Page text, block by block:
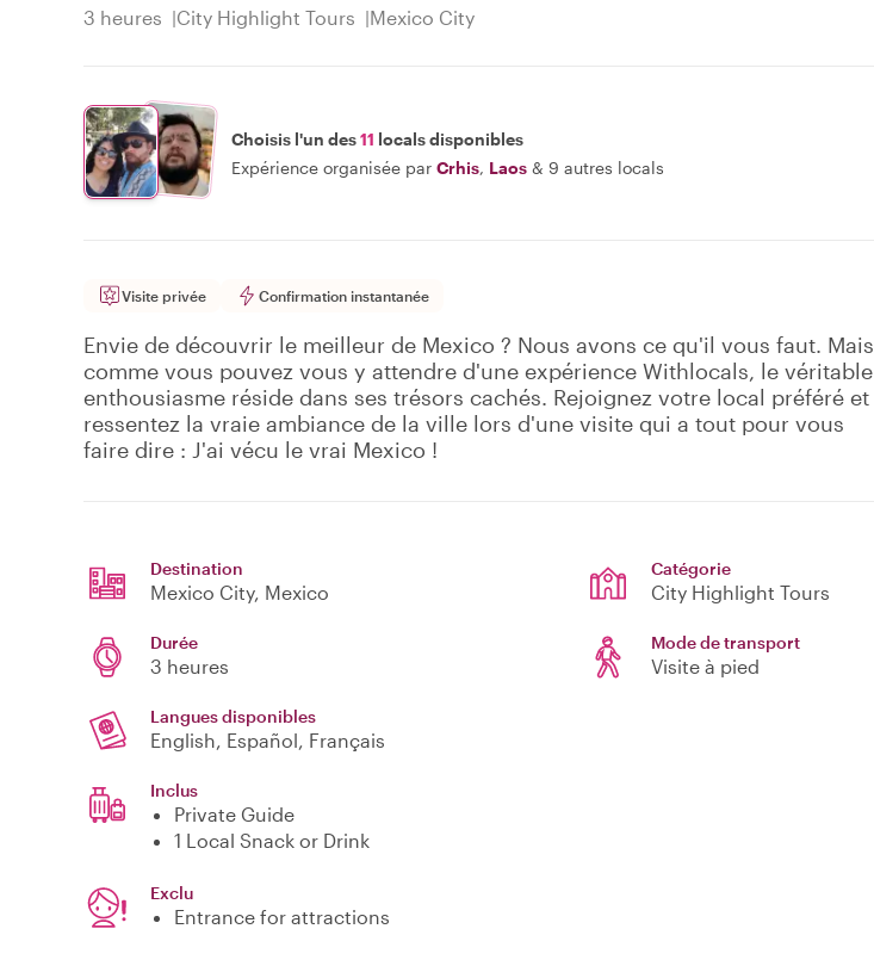
3 heures City Highlight Tours Mexico City
Choisis l'un des11 locals disponibles
Expérience organisée par Crhis, Laos & 9 autres locals
Visite privée Confirmation instantanée
Envie de découvrir le meilleur de Mexico ? Nous avons ce qu'il vous faut. Mais
comme vous pouvez vous y attendre d'une expérience Withlocals, le véritable
enthousiasme réside dans ses trésors cachés. Rejoignez votre local préféré et
ressentez la vraie ambiance de la ville lors d'une visite qui a tout pour vous
faire dire : J'ai vécu le vrai Mexico !
Destination
Mexico City, Mexico
Catégorie
City Highlight Tours
Durée
3 heures
Mode de transport
Visite à pied
Langues disponibles
English, Español, Français
Inclus
Private Guide
1 Local Snack or Drink
Exclu
Entrance for attractions